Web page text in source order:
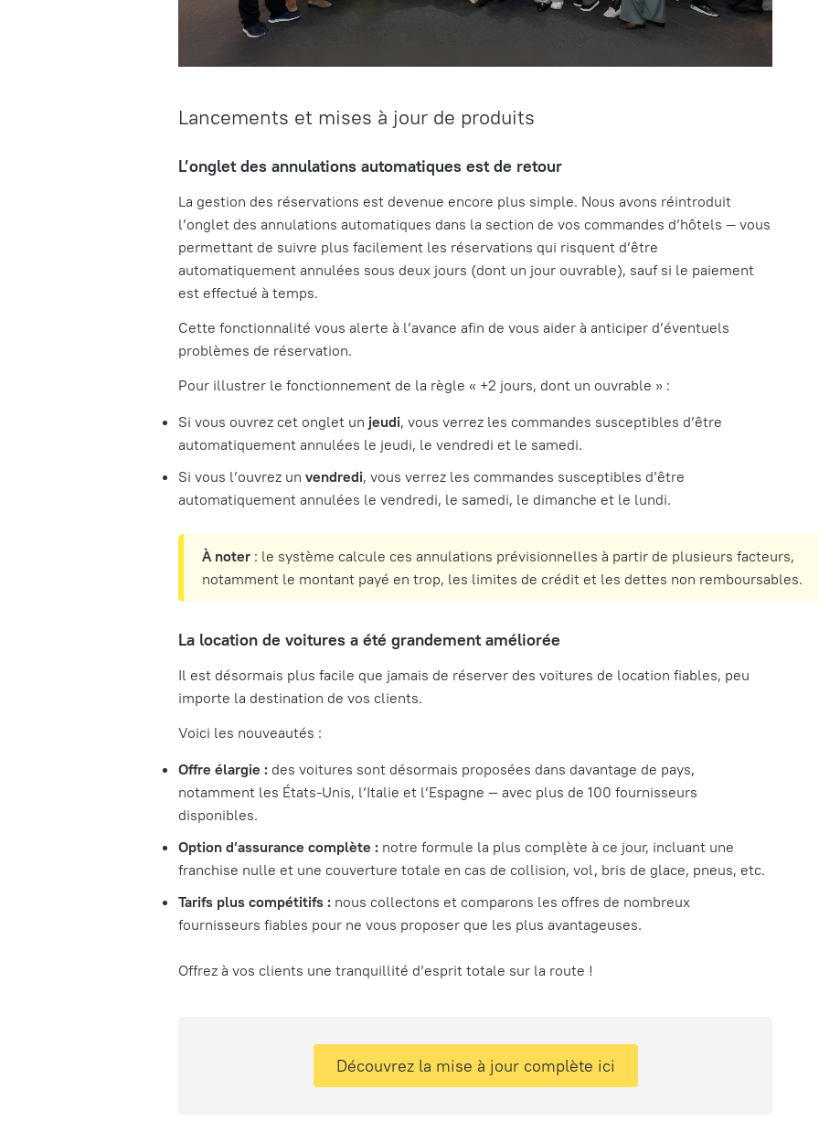
Lancements et mises à jour de produits
L’onglet des annulations automatiques est de retour
La gestion des réservations est devenue encore plus simple. Nous avons réintroduit
l’onglet des annulations automatiques dans la section de vos commandes d’hôtels — vous
permettant de suivre plus facilement les réservations qui risquent d’être
automatiquement annulées sous deux jours (dont un jour ouvrable), sauf si le paiement
est effectué à temps.
Cette fonctionnalité vous alerte à l’avance afin de vous aider à anticiper d’éventuels
problèmes de réservation.
Pour illustrer le fonctionnement de la règle « +2 jours, dont un ouvrable » :
Si vous ouvrez cet onglet un jeudi, vous verrez les commandes susceptibles d’être
automatiquement annulées le jeudi, le vendredi et le samedi.
Si vous l’ouvrez unvendredi, vous verrez les commandes susceptibles d’être
automatiquement annulées le vendredi, le samedi, le dimanche et le lundi.
À noter : le système calcule ces annulations prévisionnelles à partir de plusieurs facteurs,
notamment le montant payé en trop, les limites de crédit et les dettes non remboursables.
La location de voitures a été grandement améliorée
Il est désormais plus facile que jamais de réserver des voitures de location fiables, peu
importe la destination de vos clients.
Voici les nouveautés :
Offre élargie : des voitures sont désormais proposées dans davantage de pays,
notamment les États-Unis, l’Italie et l’Espagne — avec plus de 100 fournisseurs
disponibles.
Option d’assurance complète : notre formule la plus complète à ce jour, incluant une
franchise nulle et une couverture totale en cas de collision, vol, bris de glace, pneus, etc.
Tarifs plus compétitifs : nous collectons et comparons les offres de nombreux
fournisseurs fiables pour ne vous proposer que les plus avantageuses.
Offrez à vos clients une tranquillité d’esprit totale sur la route !
Découvrez la mise à jour complète ici